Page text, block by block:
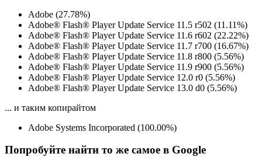
Adobe (27.78%)
Adobe® Flash® Player Update Service 11.5 r502 (11.11%)
Adobe® Flash® Player Update Service 11.6 r602 (22.22%)
Adobe® Flash® Player Update Service 11.7 r700 (16.67%)
Adobe® Flash® Player Update Service 11.8 r800 (5.56%)
Adobe® Flash® Player Update Service 11.9 r900 (5.56%)
Adobe® Flash® Player Update Service 12.0 r0 (5.56%)
Adobe® Flash® Player Update Service 13.0 d0 (5.56%)
... и таким копирайтом
Adobe Systems Incorporated (100.00%)
Попробуйте найти то же самое в Google